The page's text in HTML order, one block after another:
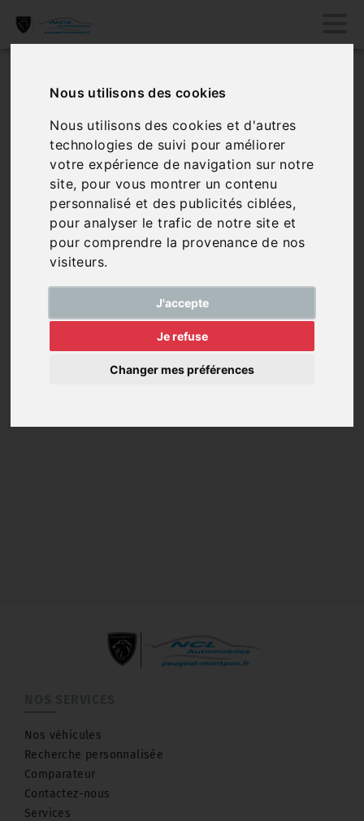
Nous utilisons des cookies
Nous utilisons des cookies et d'autres
technologies de suivi pour améliorer
votre expérience de navigation sur notre
site, pour vous montrer un contenu
personnalisé et des publicités ciblées,
pour analyser le trafic de notre site et
pour comprendre la provenance de nos
visiteurs.
J'accepte
Je refuse
Changer mes préférences
Comparateur de
véhicules
Aucun véhicule dans le comparateur, vous
pouvez en ajouter via notre page de véhicules
véhicules
Nos véhicules
Recherche personnalisée
Comparateur
Contactez-nous
Services